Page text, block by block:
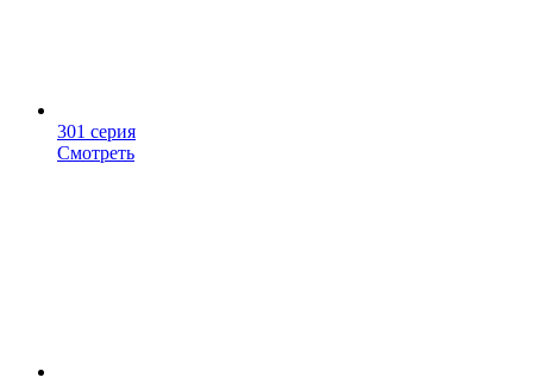
301 серия
Смотреть